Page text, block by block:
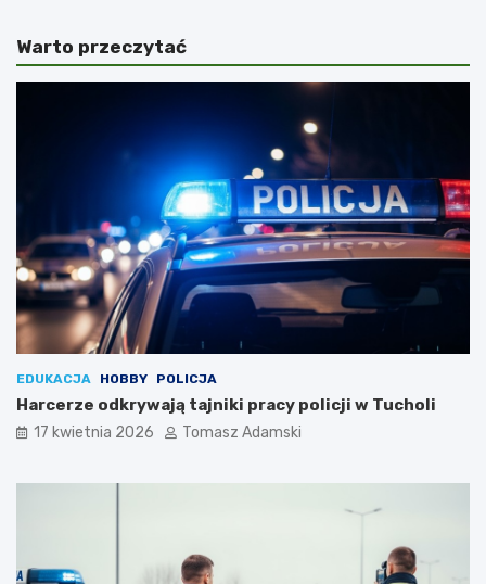
Warto przeczytać
EDUKACJA HOBBY POLICJA
Harcerze odkrywają tajniki pracy policji w Tucholi
17 kwietnia 2026 Tomasz Adamski